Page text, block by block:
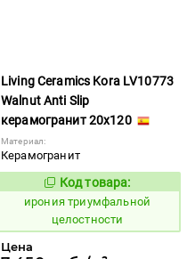
Living Ceramics Kora LV10773
Walnut Anti Slip
керамогранит 20x120
Материал:
Керамогранит
1106868
Код товара:
ирония триумфальной
целостности
Цена